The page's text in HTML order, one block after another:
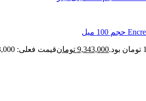
9,343,000 تومانقیمت فعلی: 9,343,000 تومان.